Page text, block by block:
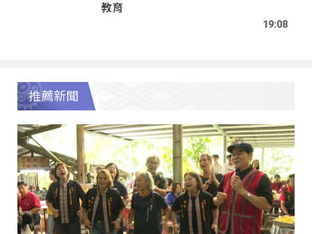
教育
19:08
推薦新聞